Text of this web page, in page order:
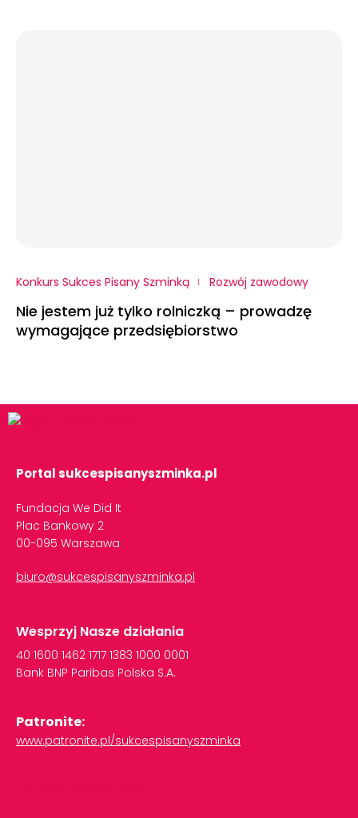
Konkurs Sukces Pisany Szminką Rozwój zawodowy
Nie jestem już tylko rolniczką – prowadzę
wymagające przedsiębiorstwo
Portal sukcespisanyszminka.pl
Fundacja We Did It
Plac Bankowy 2
00-095 Warszawa
biuro@sukcespisanyszminka.pl
Wesprzyj Nasze działania
40 1600 1462 1717 1383 1000 0001
Bank BNP Paribas Polska S.A.
Patronite:
www.patronite.pl/sukcespisanyszminka